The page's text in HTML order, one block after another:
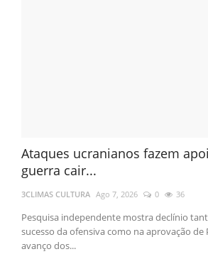
Ataques ucranianos fazem
guerra cair...
3CLIMAS CULTURA Ago 7, 2026 0 36
Pesquisa independente mostra declínio
sucesso da ofensiva como na aprovação de
avanço dos...